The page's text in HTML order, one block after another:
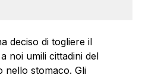
deciso di togliere il
noi umili cittadini del
nello stomaco. Gli